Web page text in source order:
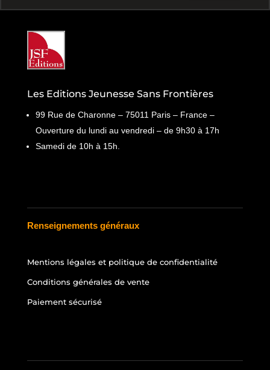
Les Editions Jeunesse Sans Frontières
99 Rue de Charonne – 75011 Paris – France –
Ouverture du lundi au vendredi – de 9h30 à 17h
Samedi de 10h à 15h.
Renseignements généraux
Mentions légales et politique de confidentialité
Conditions générales de vente
Paiement sécurisé